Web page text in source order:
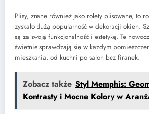
Plisy, znane również jako rolety plisowane, to
zyskało dużą popularność w dekoracji okien.
są za swoją funkcjonalność i estetykę. Te
świetnie sprawdzają się w każdym
mieszkania, od kuchni po salon bez firanek.
Zobacz także Styl Memphis:
Kontrasty i Mocne Kolory w